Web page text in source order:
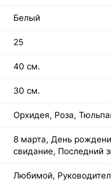
Белый
25
40 см.
30 см.
Орхидея, Роза,
8 марта, День
свидание, Последний
Любимой,